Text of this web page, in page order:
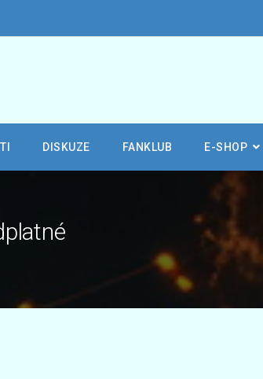
DISKUZE FANKLUB E-SHOP